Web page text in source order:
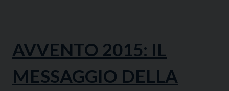
AVVENTO 2015: IL
MESSAGGIO DELLA